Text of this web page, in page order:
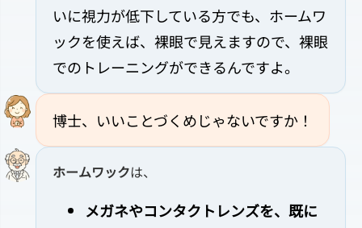
いに視力が低下している方でも、ホームワ
ックを使えば、裸眼で見えますので、裸眼
でのトレーニングができるんですよ。
博士、いいことづくめじゃないですか！
ホームワックは、
メガネやコンタクトレンズを、既に